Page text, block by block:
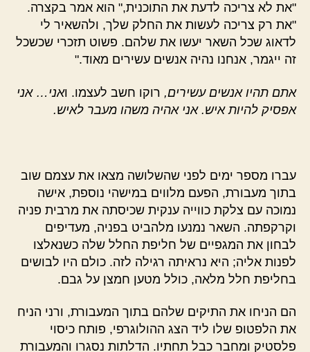
"את לא צריכה לדעת את התוכנית," הוא אמר בקצרה.
"את רק צריכה לעשות את החלק שלך, ולהשאיר לי
לדאוג שכל השאר יעשו את שלהם. פשוט תזכרי שכשכל
זה ייגמר, אנחנו נהיה אנשים עשירים מאוד."
אתם תהיו אנשים עשירים, רוקו חשב לעצמו. ואני… אני
אפסיק להיות איש. אני אהיה משהו מעבר לאיש.
עברו מספר ימים לפני שהשלושה מצאו את עצמם שוב
בתוך מעבורת, הפעם מלווים במישהי נוספת, אישה
נמוכה עם צלקת כווייה ענקית שכיסתה את מרבית פניה
וקרקפתה. השאר נמנעו מלהביט בפניה, מעדיפים
לבחון את המגפיים של חליפת החלל שלה כשנאלצו
לפנות אליה; היא נראיתה רגילה לזה. כולם היו לבושים
בחליפת חלל מלאה, כולל מטען חמצן על גבם.
הם הניחו את התיקים שלהם בתוך המעבורת, ורני הניח
את הלפטופ שלו ליד הצג ההולוגרפי, פותח כיסוי
פלסטיק ומחבר כבל תחתיו. הדלתות נסגרו והמעבורת